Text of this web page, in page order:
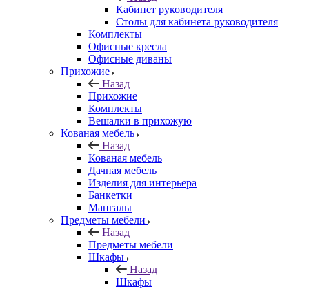
Кабинет руководителя
Столы для кабинета руководителя
Комплекты
Офисные кресла
Офисные диваны
Прихожие
Назад
Прихожие
Комплекты
Вешалки в прихожую
Кованая мебель
Назад
Кованая мебель
Дачная мебель
Изделия для интерьера
Банкетки
Мангалы
Предметы мебели
Назад
Предметы мебели
Шкафы
Назад
Шкафы